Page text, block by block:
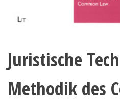
Juristische
Methodik des